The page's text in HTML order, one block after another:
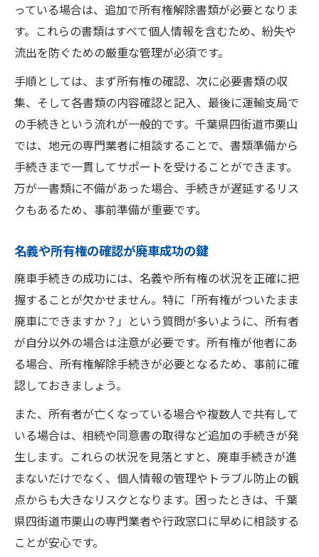
っている場合は、追加で所有権解除書類が必要となりま
す。これらの書類はすべて個人情報を含むため、紛失や
流出を防ぐための厳重な管理が必須です。
手順としては、まず所有権の確認、次に必要書類の収
集、そして各書類の内容確認と記入、最後に運輸支局で
の手続きという流れが一般的です。千葉県四街道市栗山
では、地元の専門業者に相談することで、書類準備から
手続きまで一貫してサポートを受けることができます。
万が一書類に不備があった場合、手続きが遅延するリス
クもあるため、事前準備が重要です。
名義や所有権の確認が廃車成功の鍵
廃車手続きの成功には、名義や所有権の状況を正確に把
握することが欠かせません。特に「所有権がついたまま
廃車にできますか？」という質問が多いように、所有者
が自分以外の場合は注意が必要です。所有権が他者にあ
る場合、所有権解除手続きが必要となるため、事前に確
認しておきましょう。
また、所有者が亡くなっている場合や複数人で共有して
いる場合は、相続や同意書の取得など追加の手続きが発
生します。これらの状況を見落とすと、廃車手続きが進
まないだけでなく、個人情報の管理やトラブル防止の観
点からも大きなリスクとなります。困ったときは、千葉
県四街道市栗山の専門業者や行政窓口に早めに相談する
ことが安心です。